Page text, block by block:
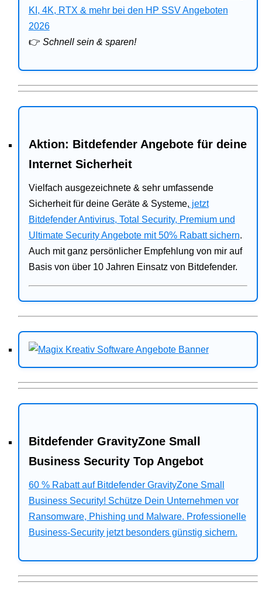
Bitdefender
Ratgeber
KI, 4K, RTX & mehr bei den HP SSV Angeboten
2026
👉 Schnell sein & sparen!
Aktion: Bitdefender Angebote für deine
Internet Sicherheit
Vielfach ausgezeichnete & sehr umfassende
Sicherheit für deine Geräte & Systeme, jetzt
Bitdefender Antivirus, Total Security, Premium und
Ultimate Security Angebote mit 50% Rabatt sichern.
Auch mit ganz persönlicher Empfehlung von mir auf
Basis von über 10 Jahren Einsatz von Bitdefender.
Bitdefender GravityZone Small
Business Security Top Angebot
60 % Rabatt auf Bitdefender GravityZone Small
Business Security! Schütze Dein Unternehmen vor
Ransomware, Phishing und Malware. Professionelle
Business-Security jetzt besonders günstig sichern.